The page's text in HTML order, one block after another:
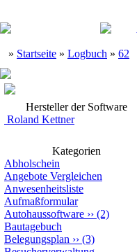
» Startseite » Logbuch » 62
Hersteller der Software
Roland Kettner
Kategorien
Abholschein
Angebote Vergleichen
Anwesenheitsliste
Aufmaßformular
Autohaussoftware ›› (2)
Bautagebuch
Belegungsplan ›› (3)